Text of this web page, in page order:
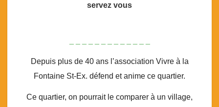
servez vous
Depuis plus de 40 ans l’association Vivre à la
Fontaine St-Ex. défend et anime ce quartier.
Ce quartier, on pourrait le comparer à un village,